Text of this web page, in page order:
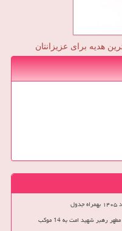
هدیه برای عزیزانتان
شهید امت به 14 موکب